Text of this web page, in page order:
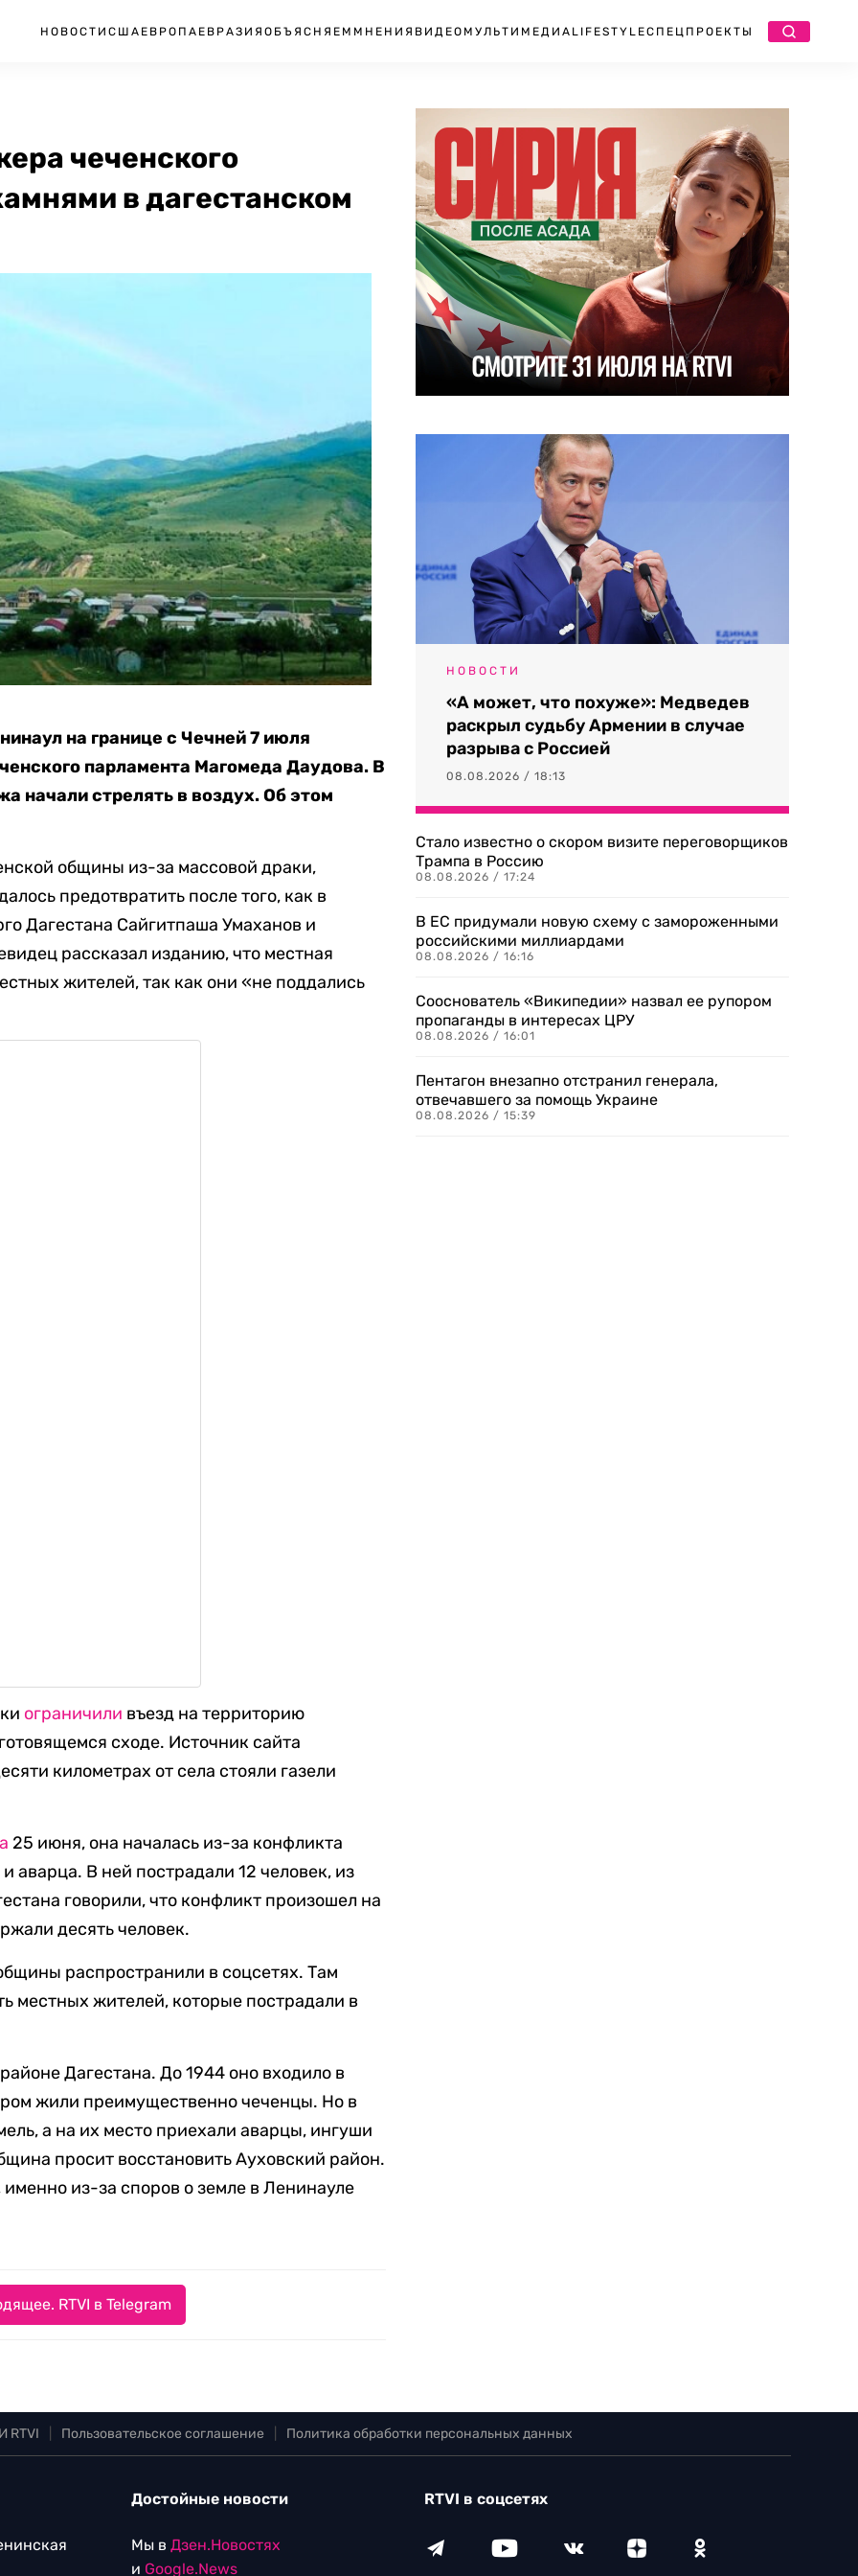
НОВОСТИ США ЕВРОПА ЕВРАЗИЯ ОБЪЯСНЯЕМ МНЕНИЯ ВИДЕО МУЛЬТИМЕДИА LIFESTYLEСПЕЦПРОЕКТЫ
чеченского
в дагестанском
на границе с Чечней 7 июля
парламента Магомеда Даудова. В
начали стрелять в воздух. Об этом
общины из-за массовой драки,
предотвратить после того, как в
Дагестана Сайгитпаша Умаханов и
рассказал изданию, что местная
жителей, так как они «не поддались
ограничили въезд на территорию
сходе. Источник сайта
километрах от села стояли газели
25 июня, она началась из-за конфликта
аварца. В ней пострадали 12 человек, из
говорили, что конфликт произошел на
десять человек.
распространили в соцсетях. Там
местных жителей, которые пострадали в
Дагестана. До 1944 оно входило в
жили преимущественно чеченцы. Но в
а на их место приехали аварцы, ингуши
просит восстановить Ауховский район.
из-за споров о земле в Ленинауле
RTVI в Telegram
НОВОСТИ
«А может, что похуже»: Медведев
раскрыл судьбу Армении в случае
разрыва с Россией
08.08.2026 / 18:13
Стало известно о скором визите переговорщиков
Трампа в Россию
08.08.2026 / 17:24
В ЕС придумали новую схему с замороженными
российскими миллиардами
08.08.2026 / 16:16
Сооснователь «Википедии» назвал ее рупором
пропаганды в интересах ЦРУ
08.08.2026 / 16:01
Пентагон внезапно отстранил генерала,
отвечавшего за помощь Украине
08.08.2026 / 15:39
RTVI Пользовательское соглашение Политика обработки персональных данных
Достойные новости
Мы в Дзен.Новостях
и Google.News
RTVI в соцсетях